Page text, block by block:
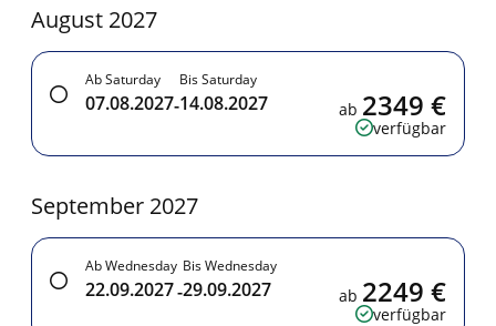
August 2027
Ab Saturday
07.08.2027-
Bis Saturday
14.08.2027
verfügbar
ab 2349 €
September 2027
Ab Wednesday
22.09.2027-
Bis Wednesday
29.09.2027
verfügbar
ab 2249 €